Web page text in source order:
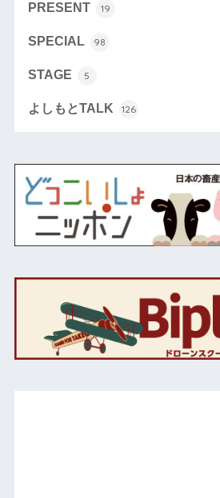
PRESENT 19
SPECIAL 98
STAGE 5
よしもとTALK 126